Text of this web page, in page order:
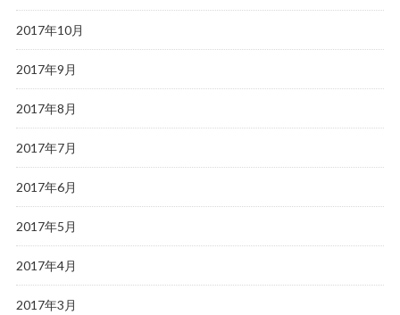
2017年10月
2017年9月
2017年8月
2017年7月
2017年6月
2017年5月
2017年4月
2017年3月